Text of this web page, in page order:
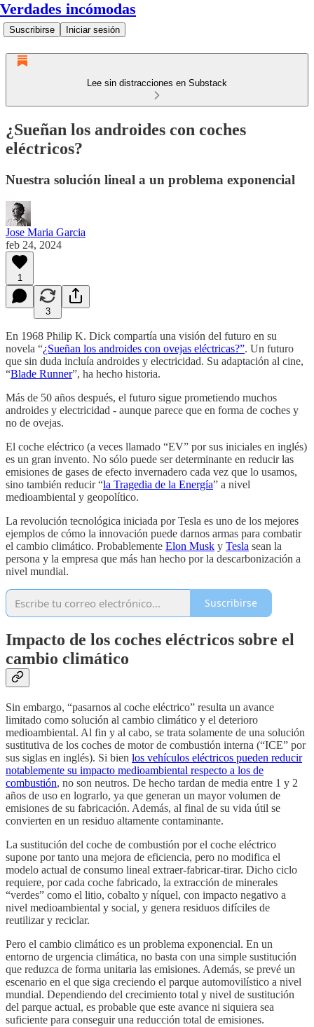
Verdades incómodas
Suscribirse Iniciar sesión
Lee sin distracciones en Substack
¿Sueñan los androides con coches
eléctricos?
Nuestra solución lineal a un problema exponencial
Jose Maria Garcia
feb 24, 2024
1
3
En 1968 Philip K. Dick compartía una visión del futuro en su
novela “¿Sueñan los androides con ovejas eléctricas?”. Un futuro
que sin duda incluía androides y electricidad. Su adaptación al cine,
“Blade Runner”, ha hecho historia.
Más de 50 años después, el futuro sigue prometiendo muchos
androides y electricidad - aunque parece que en forma de coches y
no de ovejas.
El coche eléctrico (a veces llamado “EV” por sus iniciales en inglés)
es un gran invento. No sólo puede ser determinante en reducir las
emisiones de gases de efecto invernadero cada vez que lo usamos,
sino también reducir “la Tragedia de la Energía” a nivel
medioambiental y geopolítico.
La revolución tecnológica iniciada por Tesla es uno de los mejores
ejemplos de cómo la innovación puede darnos armas para combatir
el cambio climático. Probablemente Elon Musk y Tesla sean la
persona y la empresa que más han hecho por la descarbonización a
nivel mundial.
Suscribirse
Impacto de los coches eléctricos sobre el
cambio climático
Sin embargo, “pasarnos al coche eléctrico” resulta un avance
limitado como solución al cambio climático y el deterioro
medioambiental. Al fin y al cabo, se trata solamente de una solución
sustitutiva de los coches de motor de combustión interna (“ICE” por
sus siglas en inglés). Si bien los vehículos eléctricos pueden reducir
notablemente su impacto medioambiental respecto a los de
combustión, no son neutros. De hecho tardan de media entre 1 y 2
años de uso en lograrlo, ya que generan un mayor volumen de
emisiones de su fabricación. Además, al final de su vida útil se
convierten en un residuo altamente contaminante.
La sustitución del coche de combustión por el coche eléctrico
supone por tanto una mejora de eficiencia, pero no modifica el
modelo actual de consumo lineal extraer-fabricar-tirar. Dicho ciclo
requiere, por cada coche fabricado, la extracción de minerales
“verdes” como el litio, cobalto y níquel, con impacto negativo a
nivel medioambiental y social, y genera residuos difíciles de
reutilizar y reciclar.
Pero el cambio climático es un problema exponencial. En un
entorno de urgencia climática, no basta con una simple sustitución
que reduzca de forma unitaria las emisiones. Además, se prevé un
escenario en el que siga creciendo el parque automovilístico a nivel
mundial. Dependiendo del crecimiento total y nivel de sustitución
del parque actual, es probable que este avance ni siquiera sea
suficiente para conseguir una reducción total de emisiones.